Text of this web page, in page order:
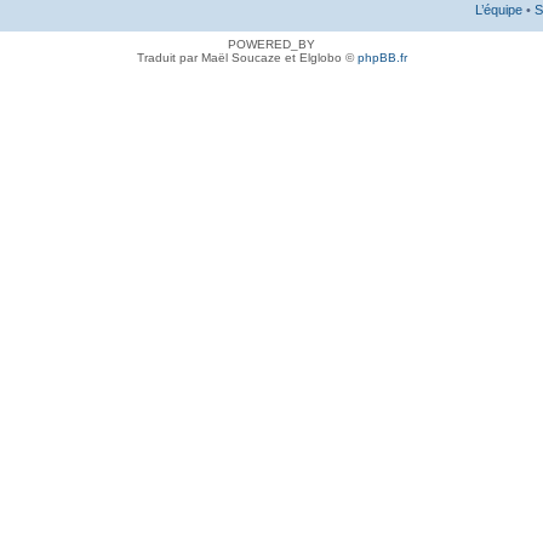
L’équipe •
POWERED_BY
Traduit par Maël Soucaze et Elglobo ©phpBB.fr